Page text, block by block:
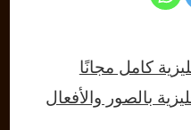
كامل مجانًا
بالصور والأفعال